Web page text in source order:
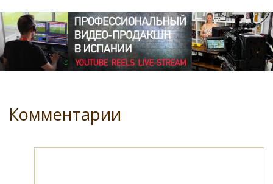
Комментарии